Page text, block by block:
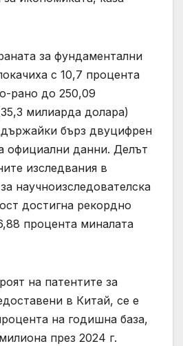
за фундаментални
с 10,7 процента
рано до 250,09
милиарда долара)
бърз двуцифрен
официални данни. Делът
изследвания в
научноизследователска
достигна рекордно
процента миналата
на патентите за
в Китай, се е
на годишна база,
през 2024 г.